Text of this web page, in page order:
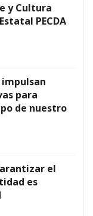
y Cultura
PECDA
impulsan
para
de nuestro
el
es